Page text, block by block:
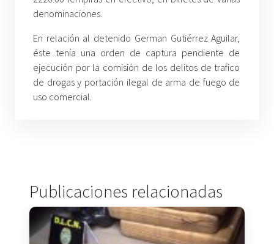
denominaciones.
En relación al detenido German Gutiérrez Aguilar,
éste tenía una orden de captura pendiente de
ejecución por la comisión de los delitos de trafico
de drogas y portación ilegal de arma de fuego de
uso comercial.
Publicaciones relacionadas